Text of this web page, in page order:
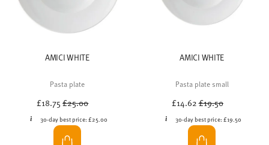
AMICI WHITE
Pasta plate
£18.75Price reduced from
£25.00
30-day best price: £25.00
AMICI WHITE
Pasta plate small
£14.62Price reduced from
£19.50
30-day best price:£19.50